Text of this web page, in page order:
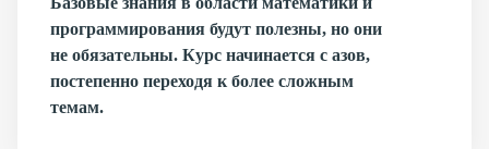
программирования будут полезны, но они
не обязательны. Курс начинается с азов,
постепенно переходя к более сложным
темам.